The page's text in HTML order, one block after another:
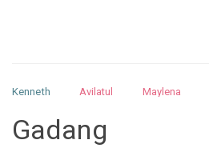
Kenneth Avilatul Maylena
Nurhilman
Pathin
Gadang